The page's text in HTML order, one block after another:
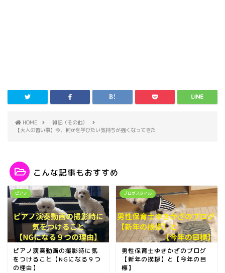
HOME
雑記（その他）
【大人の習い事】今、何かを学びたい気持ちが強くなってきた
こんな記事もおすすめ
ピアノ
ピアノ演奏動画の撮影時に気
をつけること【NGになる９つ
の理由】
ブログスタイル
男性保育士ゆきかざのブログ
【新年の挨拶】と【今年の目
標】